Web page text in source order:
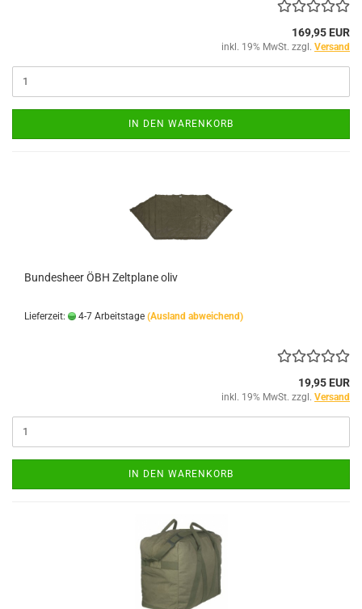
169,95 EUR
inkl. 19% MwSt. zzgl. Versand
IN DEN WARENKORB
Bundesheer ÖBH Zeltplane oliv
Lieferzeit: 4-7 Arbeitstage (Ausland abweichend)
19,95 EUR
inkl. 19% MwSt. zzgl. Versand
IN DEN WARENKORB